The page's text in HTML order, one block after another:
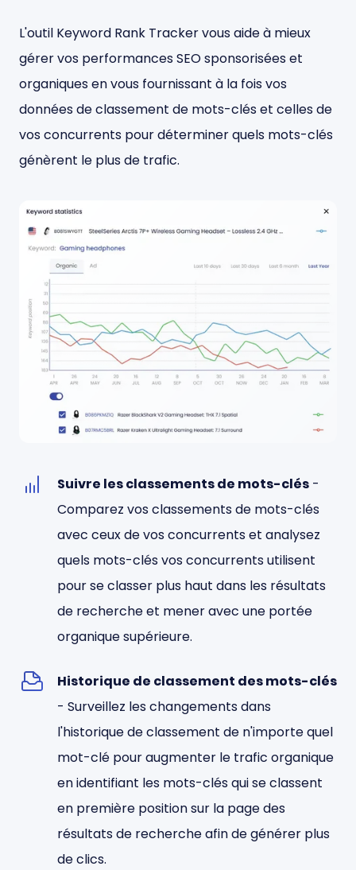
L'outil Keyword Rank Tracker vous aide à mieux
gérer vos performances SEO sponsorisées et
organiques en vous fournissant à la fois vos
données de classement de mots-clés et celles de
vos concurrents pour déterminer quels mots-clés
génèrent le plus de trafic.
Suivre les classements de mots-clés -
Comparez vos classements de mots-clés
avec ceux de vos concurrents et analysez
quels mots-clés vos concurrents utilisent
pour se classer plus haut dans les résultats
de recherche et mener avec une portée
organique supérieure.
Historique de classement des mots-clés
- Surveillez les changements dans
l'historique de classement de n'importe quel
mot-clé pour augmenter le trafic organique
en identifiant les mots-clés qui se classent
en première position sur la page des
résultats de recherche afin de générer plus
de clics.